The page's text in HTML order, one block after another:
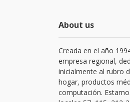
About us
Creada en el año
empresa regional,
inicialmente al rubro
hogar, productos
computación.